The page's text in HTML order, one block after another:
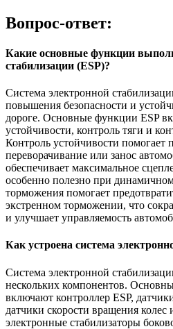
Вопрос-ответ:
Какие основные функции
стабилизации (ESP)?
Система электронной
повышения безопасности и
дороге. Основные функции ESP
устойчивости, контроль тяги и
Контроль устойчивости помогает
переворачивание или занос
обеспечивает максимальное
особенно полезно при
торможения помогает
экстренном торможении, что
и улучшает управляемость
Как устроена система
Система электронной
нескольких компонентов.
включают контроллер ESP,
датчики скорости вращения колес
электронные стабилизаторы